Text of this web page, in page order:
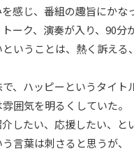
感じ、番組の趣旨にかな
ーク、演奏が入り、90分
いうことは、熱く訴え
、ハッピーというタイ
囲気を明るくしていた。
したい、応援したい、と
う言葉は刺さると思うが